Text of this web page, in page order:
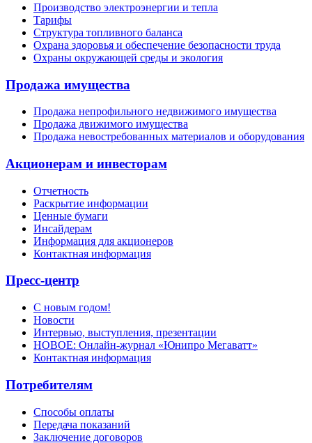
Производство электроэнергии и тепла
Тарифы
Структура топливного баланса
Охрана здоровья и обеспечение безопасности труда
Охраны окружающей среды и экология
Продажа имущества
Продажа непрофильного недвижимого имущества
Продажа движимого имущества
Продажа невостребованных материалов и оборудования
Акционерам и инвесторам
Отчетность
Раскрытие информации
Ценные бумаги
Инсайдерам
Информация для акционеров
Контактная информация
Пресс-центр
С новым годом!
Новости
Интервью, выступления, презентации
НОВОЕ: Онлайн-журнал «Юнипро Мегаватт»
Контактная информация
Потребителям
Способы оплаты
Передача показаний
Заключение договоров